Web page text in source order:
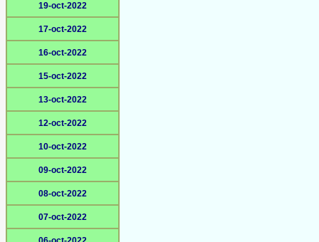
19-oct-2022
17-oct-2022
16-oct-2022
15-oct-2022
13-oct-2022
12-oct-2022
10-oct-2022
09-oct-2022
08-oct-2022
07-oct-2022